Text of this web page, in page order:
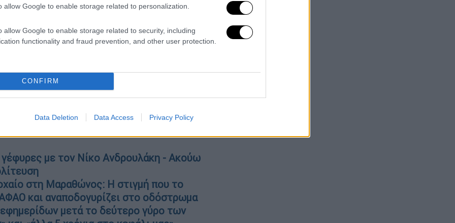
allow Google to enable storage related to personalization.
allow Google to enable storage related to security, including
functionality and fraud prevention, and other user protection.
CONFIRM
Data Deletion Data Access Privacy Policy
την Υποδιεύθυνση Ασφαλείας Αγρινίου
Οι Αρχές επίσης κατάσχεσαν
ότι ο 46χρονοςέχει απασχολήσει
για περιπτώσεις αθλητικής βίας,
ναρκωτικών και άλλα ποινικά
με τον Νίκο Ανδρουλάκη - Ακούω
στη Μαραθώνος: Η στιγμή που το
και αναποδογυρίζει στο οδόστρωμα
μετά το δεύτερο γύρο των